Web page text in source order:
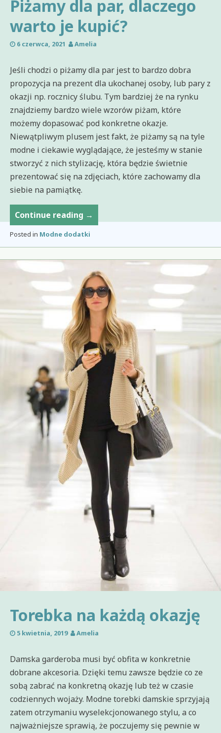
Piżamy dla par, dlaczego
warto je kupić?
6 czerwca, 2021 Amelia
Jeśli chodzi o piżamy dla par jest to bardzo dobra
propozycja na prezent dla ukochanej osoby, lub pary z
okazji np. rocznicy ślubu. Tym bardziej że na rynku
znajdziemy bardzo wiele wzorów piżam, które
możemy dopasować pod konkretne okazje.
Niewątpliwym plusem jest fakt, że piżamy są na tyle
modne i ciekawie wyglądające, że jesteśmy w stanie
stworzyć z nich stylizację, która będzie świetnie
prezentować się na zdjęciach, które zachowamy dla
siebie na pamiątkę.
Continue reading Piżamy
dla
je
kupić?
→
Posted in Modne dodatki
Torebka na każdą okazję
5 kwietnia, 2019 Amelia
Damska garderoba musi być obfita w konkretnie
dobrane akcesoria. Dzięki temu zawsze będzie co ze
sobą zabrać na konkretną okazję lub też w czasie
codziennych wojaży. Modne torebki damskie sprzyjają
zatem otrzymaniu wyselekcjonowanego stylu, a co
najważniejsze sprawią, że poczujemy się pewnie w